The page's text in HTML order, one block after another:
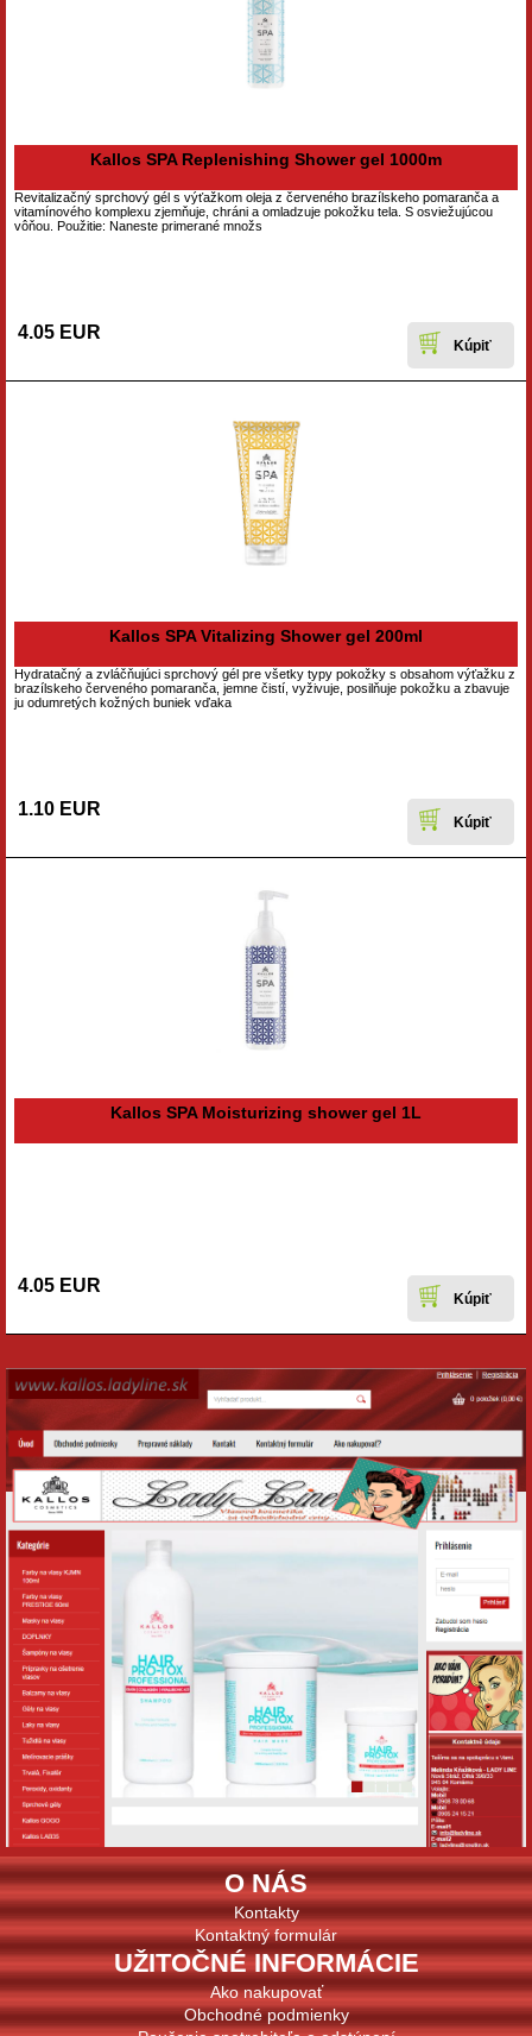
Kallos SPA Replenishing Shower gel 1000m
Revitalizačný sprchový gél s výťažkom oleja z červeného brazílskeho pomaranča a
vitamínového komplexu zjemňuje, chráni a omladzuje pokožku tela. S osviežujúcou
vôňou. Použitie: Naneste primerané množs
4.05 EUR
Kallos SPA Vitalizing Shower gel 200ml
Hydratačný a zvláčňujúci sprchový gél pre všetky typy pokožky s obsahom výťažku z
brazílskeho červeného pomaranča, jemne čistí, vyživuje, posilňuje pokožku a zbavuje
ju odumretých kožných buniek vďaka
1.10 EUR
Kallos SPA Moisturizing shower gel 1L
4.05 EUR
O NÁS
Kontakty
Kontaktný formulár
UŽITOČNÉ INFORMÁCIE
Ako nakupovať
Obchodné podmienky